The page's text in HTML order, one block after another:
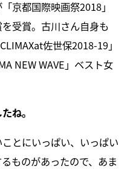
京都国際映画祭2018」
受賞。古川さん自身も
佐世保2018-19」
NEW WAVE」ベスト女
ね。
とにいっぱい、いっぱい
ものがあったので、あま